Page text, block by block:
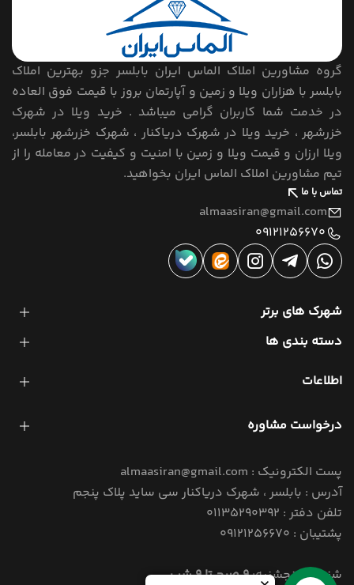
گروه مشاورین املاک الماس ایران بابلسر جزو بهترین املاک
بابلسر با هزاران ویلا و زمین و آپارتمان بروز با قیمت فوق العاده
در خدمت شما کاربران گرامی میباشد . خرید ویلا در شهرک
خزرشهر ، خرید ویلا در شهرک دریاکنار ، شهرک خزرشهر بابلسر،
ویلا ارزان و قیمت ویلا و زمین با امنیت و کیفیت در معامله را از
تیم مشاورین املاک الماس ایران بخواهید.
تماس با ما
almaasiran@gmail.com
09121256670
شهرک های برتر
دسته بندی ها
اطلاعات
درخواست مشاوره
پست الکترونیک : almaasiran@gmail.com
آدرس : بابلسر ، شهرک دریاکنار سی ساید پلاک پنجم
تلفن دفتر : 01135290392
پشتیبان : 09121256670
شنبه تا پنجشنبه:9 صبح تا 9 شب